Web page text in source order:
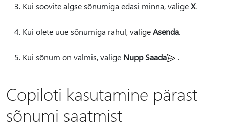
Kui soovite algse sõnumiga edasi minna, valigeX.
Kui olete uue sõnumiga rahul, valigeAsenda.
Kui sõnum on valmis, valige Nupp Saada .
Copiloti kasutamine pärast
sõnumi saatmist